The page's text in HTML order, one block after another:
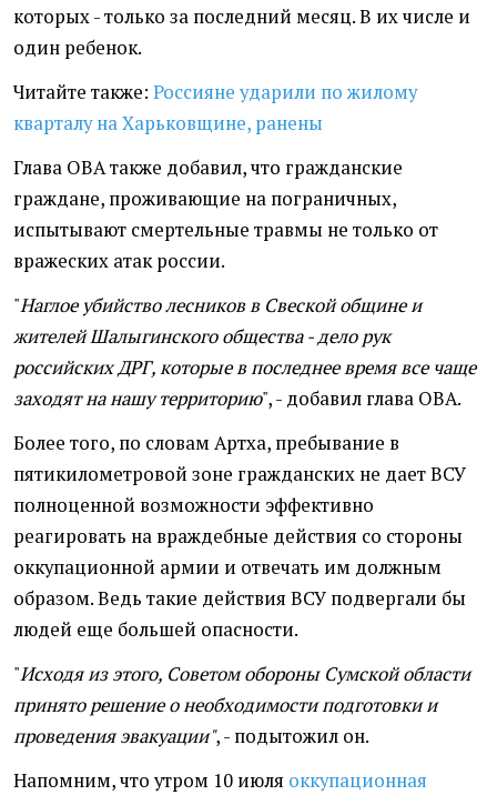
которых - только за последний месяц. В их числе и
один ребенок.
Читайте также: Россияне ударили по жилому
кварталу на Харьковщине, ранены
Глава ОВА также добавил, что гражданские
граждане, проживающие на пограничных,
испытывают смертельные травмы не только от
вражеских атак россии.
"Наглое убийство лесников в Свеской общине и
жителей Шалыгинского общества - дело рук
российских ДРГ, которые в последнее время все чаще
заходят на нашу территорию", - добавил глава ОВА.
Более того, по словам Артха, пребывание в
пятикилометровой зоне гражданских не дает ВСУ
полноценной возможности эффективно
реагировать на враждебные действия со стороны
оккупационной армии и отвечать им должным
образом. Ведь такие действия ВСУ подвергали бы
людей еще большей опасности.
"Исходя из этого, Советом обороны Сумской области
принято решение о необходимости подготовки и
проведения эвакуации", - подытожил он.
Напомним, что утром 10 июля оккупационная